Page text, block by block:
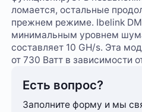
ломается, остальные
прежнем режиме. Ibelink
минимальным уровнем
составляет 10 GH/s. Эта
от 730 Ватт в зависимости
Есть вопрос?
Заполните форму и мы